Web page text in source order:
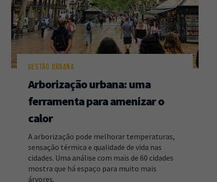
GESTÃO URBANA
Arborização urbana: uma
ferramenta para amenizar o
calor
A arborização pode melhorar temperaturas,
sensação térmica e qualidade de vida nas
cidades. Uma análise com mais de 60 cidades
mostra que há espaço para muito mais
árvores.